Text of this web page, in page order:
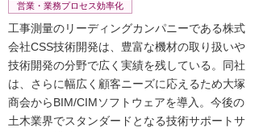
営業・業務プロセス効率化
工事測量のリーディングカンパニーである株式
会社CSS技術開発は、豊富な機材の取り扱いや
技術開発の分野で広く実績を残している。同社
は、さらに幅広く顧客ニーズに応えるため大塚
商会からBIM/CIMソフトウェアを導入。今後の
土木業界でスタンダードとなる技術サポートサ